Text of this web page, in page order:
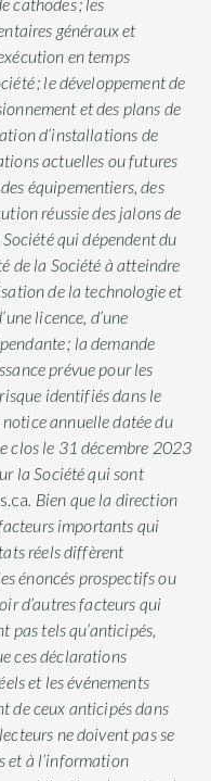
généraux et
en temps
; le développement de
et des plans de
d’installations de
actuelles ou futures
équipementiers, des
réussie des jalons de
qui dépendent du
de la Société à atteindre
de la technologie et
licence, d’une
; la demande
prévue pour les
identifiés dans le
annuelle datée du
clos le 31 décembre 2023
la Société qui sont
. Bien que la direction
importants qui
réels diffèrent
énoncés prospectifs ou
d’autres facteurs qui
pas tels qu’anticipés,
ces déclarations
et les événements
de ceux anticipés dans
ne doivent pas se
et à l’information